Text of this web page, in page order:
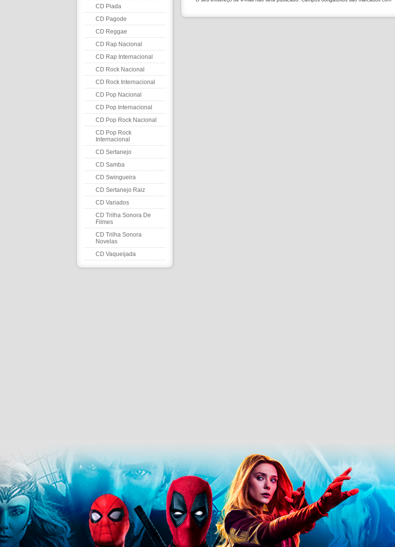
CD Piada
CD Pagode
CD Reggae
CD Rap Nacional
CD Rap Internacional
CD Rock Nacional
CD Rock Internacional
CD Pop Nacional
CD Pop Internacional
CD Pop Rock Nacional
CD Pop Rock
Internacional
CD Sertanejo
CD Samba
CD Swingueira
CD Sertanejo Raiz
CD Variados
CD Trilha Sonora De
Filmes
CD Trilha Sonora
Novelas
CD Vaqueijada